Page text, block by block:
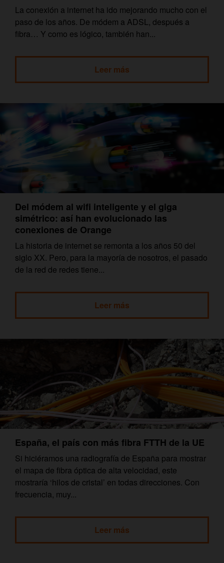
La conexión a internet ha ido mejorando mucho con el
paso de los años. De módem a ADSL, después a
fibra… Y como es lógico, también han...
Leer más
Del módem al wifi inteligente y el giga
simétrico: así han evolucionado las
conexiones de Orange
La historia de internet se remonta a los años 50 del
siglo XX. Pero, para la mayoría de nosotros, el pasado
de la red de redes tiene...
Leer más
España, el país con más fibra FTTH de la UE
Si hiciéramos una radiografía de España para mostrar
el mapa de fibra óptica de alta velocidad, este
mostraría ‘hilos de cristal’ en todas direcciones. Con
frecuencia, muy...
Leer más